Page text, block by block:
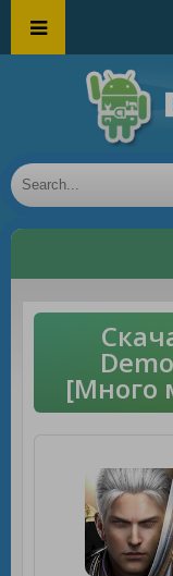
[Много